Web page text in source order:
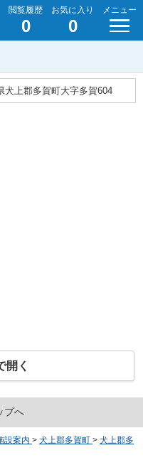
閲覧履歴
0
お気に入り
0
メニュー
犬上郡多賀町大字多賀604
開く
プへ
設案内 > 犬上郡多賀町 > 犬上郡多